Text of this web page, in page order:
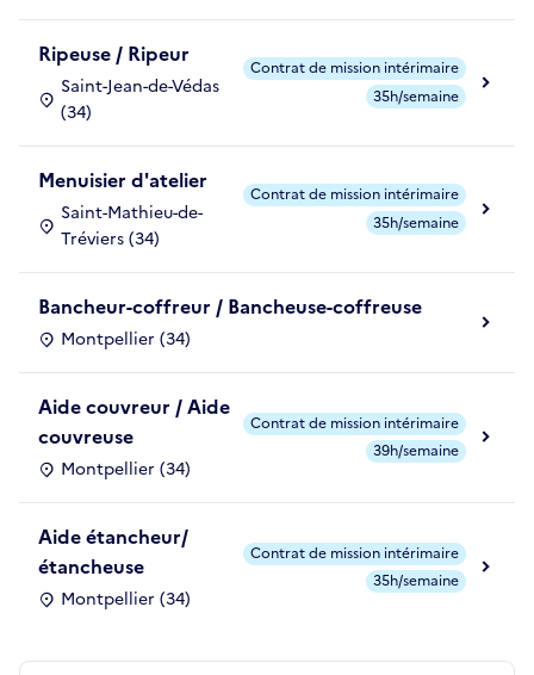
Ripeuse / Ripeur
Saint-Jean-de-Védas
(34)
Contrat de mission intérimaire
35h/semaine
Menuisier d'atelier
Saint-Mathieu-de-
Tréviers (34)
Contrat de mission intérimaire
35h/semaine
Bancheur-coffreur / Bancheuse-coffreuse
Montpellier (34)
Aide couvreur / Aide
couvreuse
Montpellier (34)
Contrat de mission intérimaire
39h/semaine
Aide étancheur/
étancheuse
Montpellier (34)
Contrat de mission intérimaire
35h/semaine